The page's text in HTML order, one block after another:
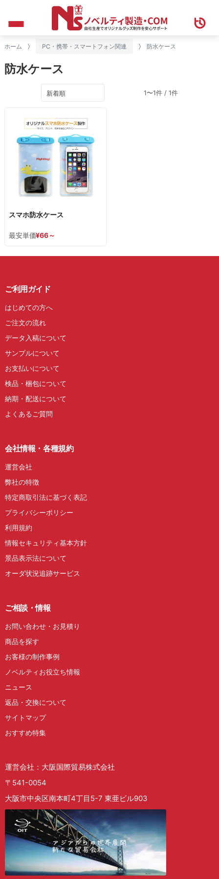
ホーム PC・携帯・スマートフォン関連 防水ケース
防水ケース
1〜1件 / 1件
最安単価¥66～
スマホ防水ケース
ご利用ガイド
はじめての方へ
ご注文の流れ
データ入稿について
サンプルについて
お支払いについて
検品・梱包について
納期・配送について
よくあるご質問
会社情報・各種規約
運営会社
弊社の特徴
特定商取引法に基づく表記
プライバシーポリシー
利用規約
情報セキュリティ基本方針
景品表示法について
オーダ状況追跡サービス
ご相談・情報
お問い合わせ・お見積り
商品を探す
お客様の制作事例
ノベルティお役立ち情報
ニュース
返品・交換について
サイトマップ
おすすめ特集
運営会社：大阪国際貿易株式会社
〒541-0054
大阪市中央区南本町4丁目5-7 東亜ビル903